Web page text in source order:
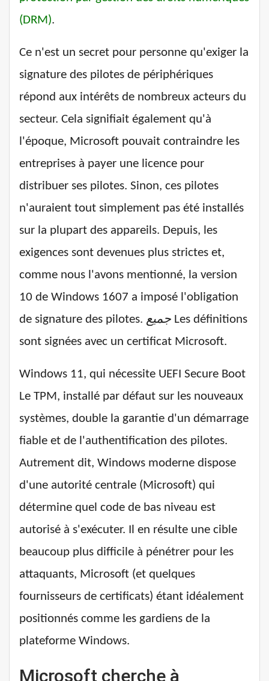
(DRM).
Ce n'est un secret pour personne qu'exiger la
signature des pilotes de périphériques
répond aux intérêts de nombreux acteurs du
secteur. Cela signifiait également qu'à
l'époque, Microsoft pouvait contraindre les
entreprises à payer une licence pour
distribuer ses pilotes. Sinon, ces pilotes
n'auraient tout simplement pas été installés
sur la plupart des appareils. Depuis, les
exigences sont devenues plus strictes et,
comme nous l'avons mentionné, la version
10 de Windows 1607 a imposé l'obligation
de signature des pilotes. جميع Les définitions
sont signées avec un certificat Microsoft.
Windows 11, qui nécessite UEFI Secure Boot
Le TPM, installé par défaut sur les nouveaux
systèmes, double la garantie d'un démarrage
fiable et de l'authentification des pilotes.
Autrement dit, Windows moderne dispose
d'une autorité centrale (Microsoft) qui
détermine quel code de bas niveau est
autorisé à s'exécuter. Il en résulte une cible
beaucoup plus difficile à pénétrer pour les
attaquants, Microsoft (et quelques
fournisseurs de certificats) étant idéalement
positionnés comme les gardiens de la
plateforme Windows.
Microsoft cherche à